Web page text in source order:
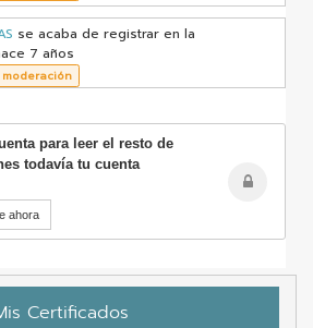
se acaba de registrar en la
7 años
para leer el resto de
todavía tu cuenta
ahora
Certificados